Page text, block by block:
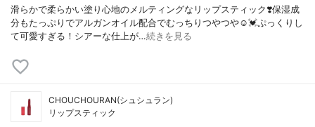
滑らかで柔らかい塗り心地のメルティングなリップスティック❣️保湿成
分もたっぷりでアルガンオイル配合でむっちりつやつや☺️💓ぷっくりし
て可愛すぎる！シアーな仕上が…続きを見る
CHOUCHOURAN(シュシュラン)
リップスティック